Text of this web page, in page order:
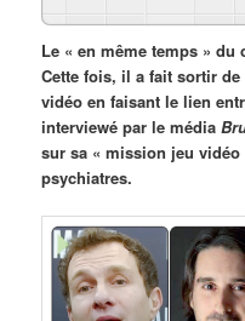
Le « en même temps » du
Cette fois, il a fait sortir
vidéo en faisant le lien
interviewé par le média
sur sa « mission jeu
psychiatres.